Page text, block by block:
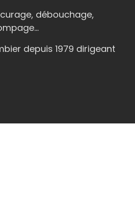
débouchage,
depuis 1979 dirigeant